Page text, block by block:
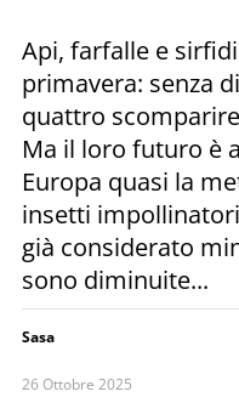
Api, farfalle e
primavera: senza
quattro
Ma il loro futuro è
Europa quasi la
insetti
già considerato
sono diminuite...
Sasa
26 Ottobre 2025